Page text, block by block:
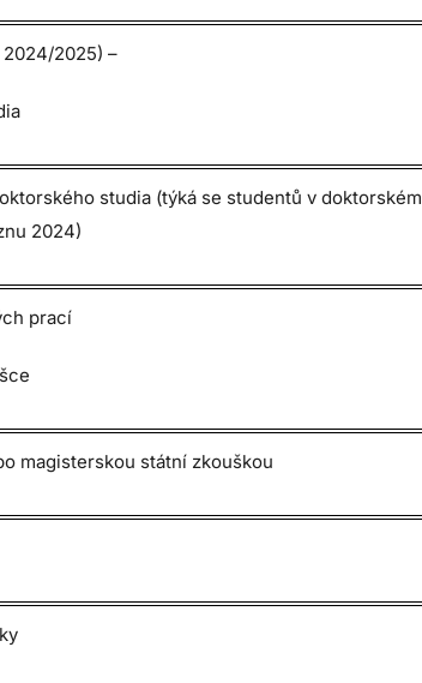
2025) –
studia (týká se studentů v doktorském
2024)
prací
magisterskou státní zkouškou